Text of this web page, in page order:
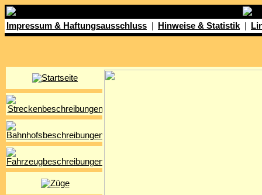
Impressum & Haftungsausschluss | Hinweise & Statistik |